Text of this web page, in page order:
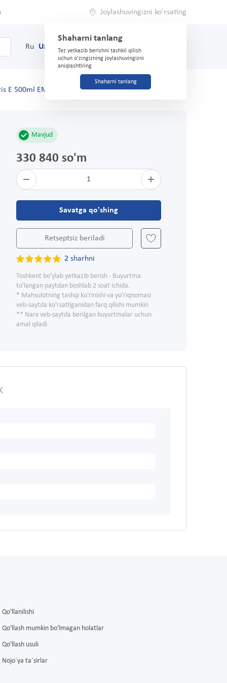
Joylashuvingizni ko'rsating
Shaharni tanlang
Tez yetkazib berishni tashkil qilish
uchun o'zingizning joylashuvingizni
aniqlashtiring
Shaharni tanlang
Ru Uz (71) 200-03-03
E 500ml EMOTOPIK
Mavjud
330 840 so'm
1
Savatga qo'shing
Retseptsiz beriladi
2 sharhni
Toshkent bo'ylab yetkazib berish - Buyurtma
to'langan paytdan boshlab 2 soat ichida.
* Mahsulotning tashqi ko'rinishi va yo'riqnomasi
veb-saytda ko'rsatilganidan farq qilishi mumkin
** Narx veb-saytda berilgan buyurtmalar uchun
amal qiladi
Qo'llanilishi
Qo'llash mumkin bo'lmagan holatlar
Qo'llash usuli
Nojo´ya ta´sirlar